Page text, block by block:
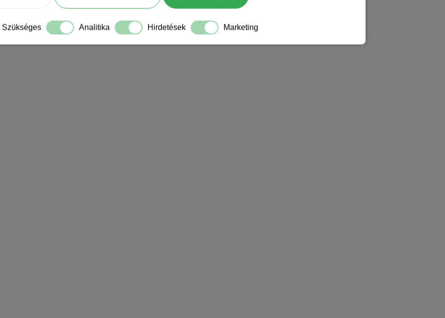
Szükséges Analitika Hirdetések Marketing